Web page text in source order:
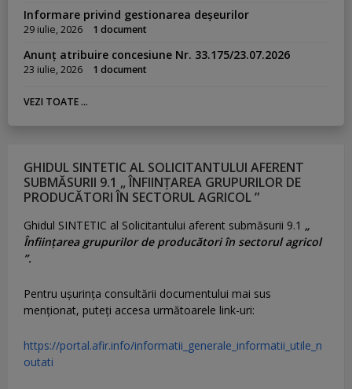
Informare privind gestionarea deșeurilor
29 iulie, 2026 1 document
Anunț atribuire concesiune Nr. 33.175/23.07.2026
23 iulie, 2026 1 document
VEZI TOATE ...
GHIDUL SINTETIC AL SOLICITANTULUI AFERENT
SUBMĂSURII 9.1 „ ÎNFIINȚAREA GRUPURILOR DE
PRODUCĂTORI ÎN SECTORUL AGRICOL ”
Ghidul SINTETIC al Solicitantului aferent submăsurii 9.1 „
Înființarea grupurilor de producători în sectorul agricol
”.
Pentru uşurinţa consultării documentului mai sus
menţionat, puteţi accesa următoarele link-uri:
https://portal.afir.info/informatii_generale_informatii_utile_n
outati